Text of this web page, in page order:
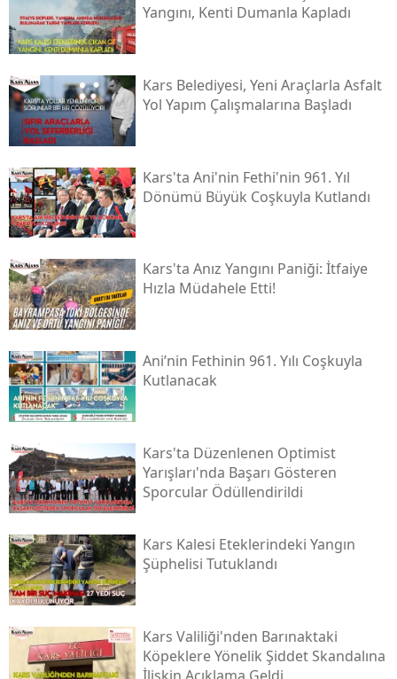
Malatya
Kahramanmaraş
Muğla
Muş
Niğde
Rize
Siirt
Sinop
Sivas
Trabzon
Yangını, Kenti Dumanla Kapladı
Kars Belediyesi, Yeni Araçlarla Asfalt
Yol Yapım Çalışmalarına Başladı
Kars'ta Ani'nin Fethi'nin 961. Yıl
Dönümü Büyük Coşkuyla Kutlandı
Kars'ta Anız Yangını Paniği: İtfaiye
Hızla Müdahele Etti!
Ani’nin Fethinin 961. Yılı Coşkuyla
Kutlanacak
Kars'ta Düzenlenen Optimist
Yarışları'nda Başarı Gösteren
Sporcular Ödüllendirildi
Kars Kalesi Eteklerindeki Yangın
Şüphelisi Tutuklandı
Kars Valiliği'nden Barınaktaki
Köpeklere Yönelik Şiddet Skandalına